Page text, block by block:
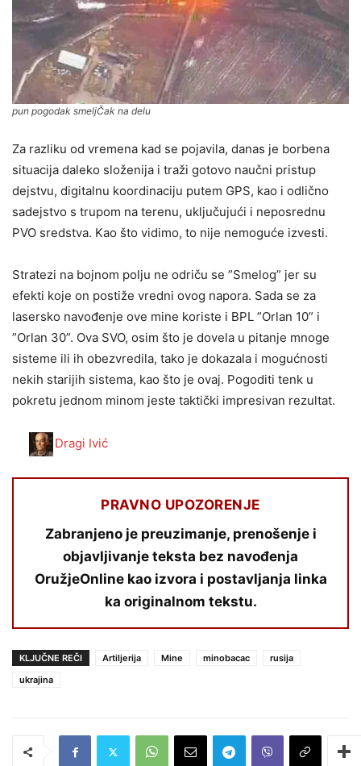
pun pogodak smeljČak na delu
Za razliku od vremena kad se pojavila, danas je borbena
situacija daleko složenija i traži gotovo naučni pristup
dejstvu, digitalnu koordinaciju putem GPS, kao i odlično
sadejstvo s trupom na terenu, uključujući i neposrednu
PVO sredstva. Kao što vidimo, to nije nemoguće izvesti.
Stratezi na bojnom polju ne odriču se ”Smelog” jer su
efekti koje on postiže vredni ovog napora. Sada se za
lasersko navođenje ove mine koriste i BPL ”Orlan 10” i
”Orlan 30”. Ova SVO, osim što je dovela u pitanje mnoge
sisteme ili ih obezvredila, tako je dokazala i mogućnosti
nekih starijih sistema, kao što je ovaj. Pogoditi tenk u
pokretu jednom minom jeste taktički impresivan rezultat.
Dragi Ivić
PRAVNO UPOZORENJE
Zabranjeno je preuzimanje, prenošenje i
objavljivanje teksta bez navođenja
OružjeOnline kao izvora i postavljanja linka
ka originalnom tekstu.
KLJUČNE REČI Artiljerija Mine minobacac
rusija
ukrajina